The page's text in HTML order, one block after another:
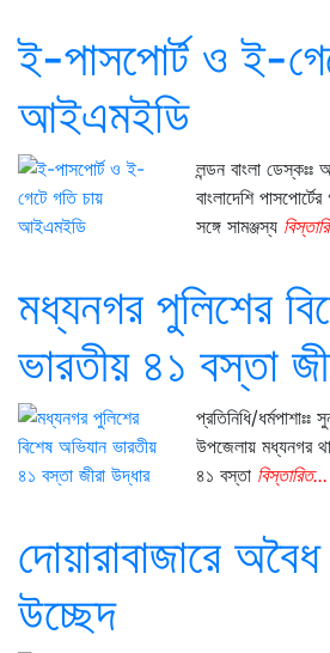
ই-পাসপোর্ট ও ই-
আইএমইডি
লন্ডন বাংলা ডেস্কঃঃ
বাংলাদেশি
সঙ্গে সামঞ্জস্য
মধ্যনগর পুলিশের
ভারতীয় ৪১ বস্তা
প্রতিনিধি/
উপজেলায় মধ্যনগর
৪১ বস্তা বিস্তারিত...
দোয়ারাবাজারে
উচ্ছেদ